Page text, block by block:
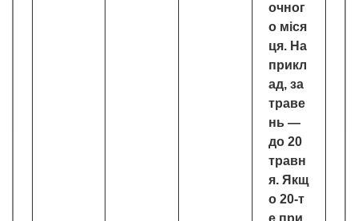
очног
о міся
ця. На
прикл
ад, за
траве
нь —
до 20
травн
я. Якщ
о 20-т